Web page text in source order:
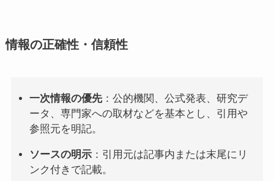
情報の正確性・信頼性
一次情報の優先：公的機関、公式発表、研究デ
ータ、専門家への取材などを基本とし、引用や
参照元を明記。
ソースの明示：引用元は記事内または末尾にリ
ンク付きで記載。